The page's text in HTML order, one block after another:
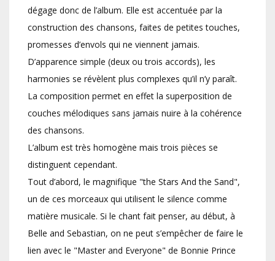
dégage donc de l’album. Elle est accentuée par la
construction des chansons, faites de petites touches,
promesses d’envols qui ne viennent jamais.
D’apparence simple (deux ou trois accords), les
harmonies se révèlent plus complexes qu’il n’y paraît.
La composition permet en effet la superposition de
couches mélodiques sans jamais nuire à la cohérence
des chansons.
L’album est très homogène mais trois pièces se
distinguent cependant.
Tout d’abord, le magnifique "the Stars And the Sand",
un de ces morceaux qui utilisent le silence comme
matière musicale. Si le chant fait penser, au début, à
Belle and Sebastian, on ne peut s’empêcher de faire le
lien avec le "Master and Everyone" de Bonnie Prince